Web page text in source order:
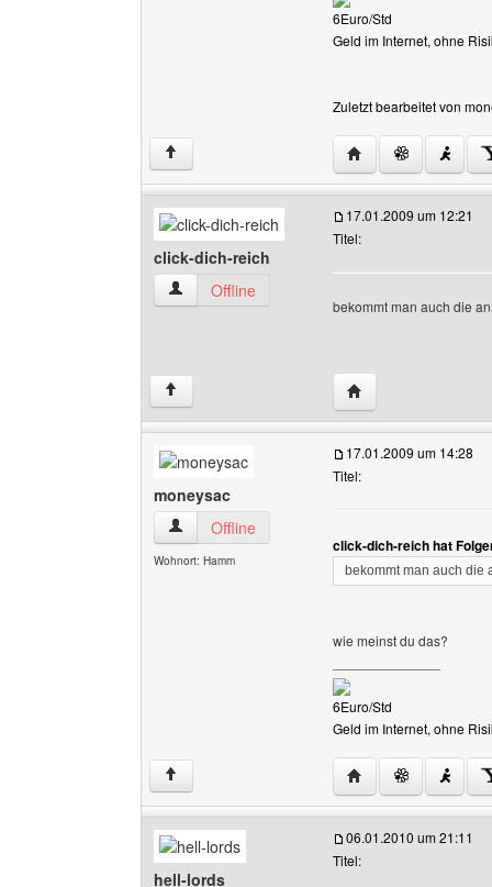
6Euro/Std
Geld im Internet, ohne
Zuletzt bearbeitet von
↑ Website dieses
click-dich-reich
click-dich-reich Benutzer-Profile anzeigen
Offline
17.01.2009 um 12:21
Titel:
bekommt man auch die
↑ Website dieses
moneysac
moneysac Benutzer-Profile anzeigen
Offline
Wohnort: Hamm
17.01.2009 um 14:28
Titel:
click-dich-reich hat
bekommt man auch die
wie meinst du das?
6Euro/Std
Geld im Internet, ohne
↑ Website dieses
hell-lords
06.01.2010 um 21:11
Titel: